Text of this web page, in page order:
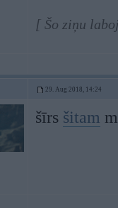
[ Šo ziņu
29. Aug 2018, 14:24
šīrs šitam